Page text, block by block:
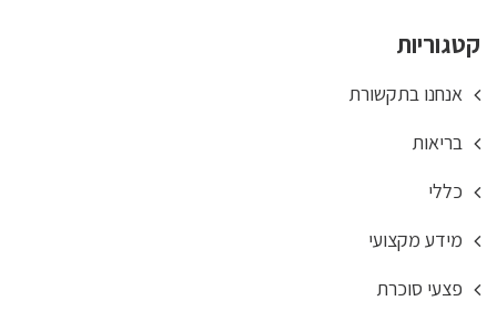
קטגוריות
אנחנו בתקשורת
בריאות
כללי
מידע מקצועי
פצעי סוכרת